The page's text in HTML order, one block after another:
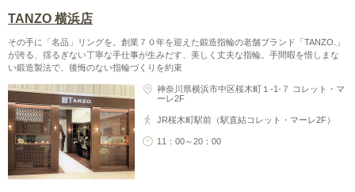
TANZO 横浜店
その手に「名品」リングを。創業７０年を迎えた鍛造指輪の老舗ブランド「TANZO.」
が誇る、揺るぎない丁寧な手仕事が生みだす、美しく丈夫な指輪。手間暇を惜しまな
い鍛造製法で、後悔のない指輪づくりを約束
神奈川県横浜市中区桜木町１-1-７ コレット・マ
ーレ2F
JR桜木町駅前（駅直結コレット・マーレ2F）
11：00～20：00